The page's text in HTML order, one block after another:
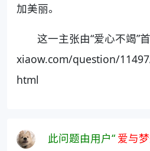
加美丽。
这一主张由“爱心不竭
xiaow.com/question/
html
此问题由用户“ 爱与